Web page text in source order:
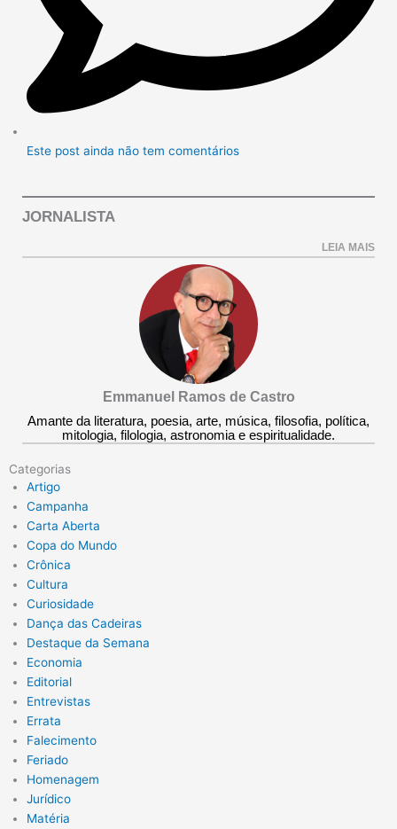
Este post ainda não tem comentários
JORNALISTA
LEIA MAIS
Emmanuel Ramos de Castro
Amante da literatura, poesia, arte, música, filosofia, política,
mitologia, filologia, astronomia e espiritualidade.
Categorias
Artigo
Campanha
Carta Aberta
Copa do Mundo
Crônica
Cultura
Curiosidade
Dança das Cadeiras
Destaque da Semana
Economia
Editorial
Entrevistas
Errata
Falecimento
Feriado
Homenagem
Jurídico
Matéria